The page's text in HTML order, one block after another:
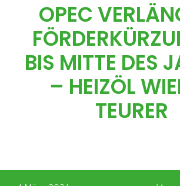
OPEC
BIS MITTE DES
– HEIZÖL
TEURER